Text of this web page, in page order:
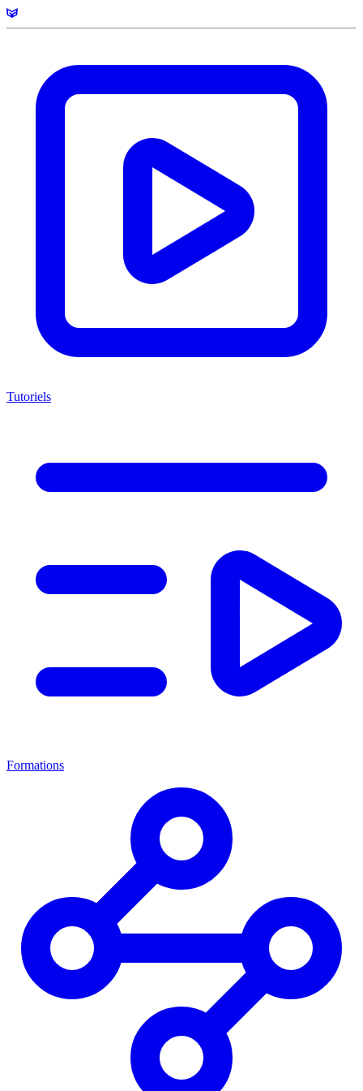
Tutoriels
Formations